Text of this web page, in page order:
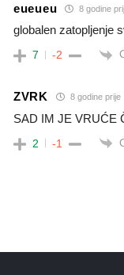
eueueu 8 godine
globalen zatopljenje
7 -2
ZVRK 8 godine prije
SAD IM JE VRUĆE
2 -1